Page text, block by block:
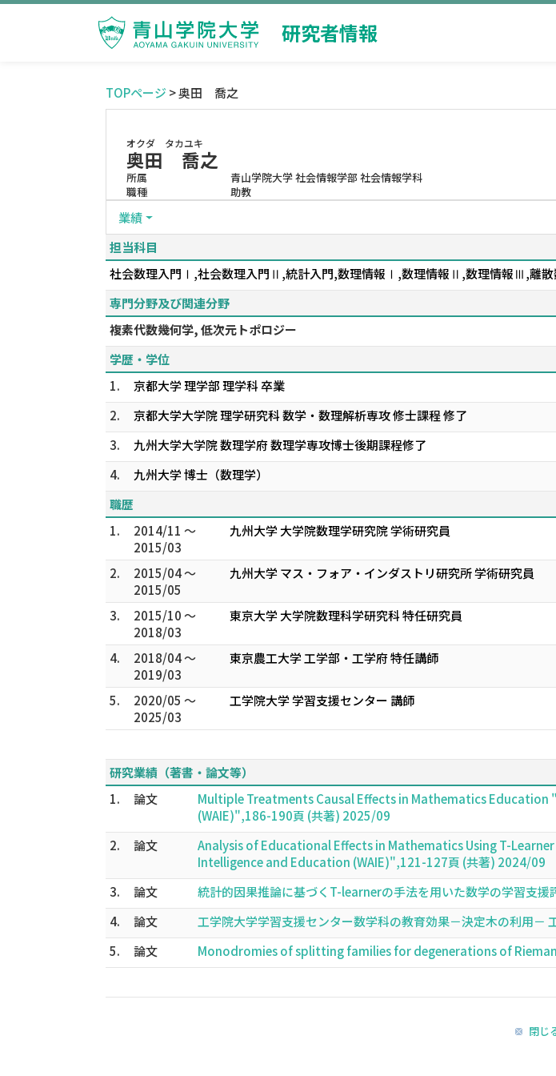
研究者情報
TOPページ > 奥田 喬之
オクダ タカユキ
奥田 喬之
所属
青山学院大学 社会情報学部 社会情報学科
職種
助教
業績
担当科目
社会数理入門Ⅰ,社会数理入門Ⅱ,統計入門,数理情報Ⅰ,数理情報Ⅱ,数理情報Ⅲ,離散
専門分野及び関連分野
複素代数幾何学, 低次元トポロジー
学歴・学位
1.
京都大学 理学部 理学科 卒業
2.
京都大学大学院 理学研究科 数学・数理解析専攻 修士課程 修了
3.
九州大学大学院 数理学府 数理学専攻博士後期課程修了
4.
九州大学 博士（数理学）
職歴
1.
2014/11 ～
2015/03
九州大学 大学院数理学研究院 学術研究員
2.
2015/04 ～
2015/05
九州大学 マス・フォア・インダストリ研究所 学術研究員
3.
2015/10 ～
2018/03
東京大学 大学院数理科学研究科 特任研究員
4.
2018/04 ～
2019/03
東京農工大学 工学部・工学府 特任講師
5.
2020/05 ～
2025/03
工学院大学 学習支援センター 講師
研究業績（著書・論文等）
1.
論文
Multiple Treatments Causal Effects in Mathematics
(WAIE)",186-190頁 (共著) 2025/09
2.
論文
Analysis of Educational Effects in Mathematics Using T-
Intelligence and Education (WAIE)",121-127頁 (共著) 2024/09
3.
論文
統計的因果推論に基づくT-learnerの手法を用いた数学の学習支
4.
論文
工学院大学学習支援センター数学科の教育効果－決定木の利用
5.
論文
Monodromies of splitting families for degenerations of
閉じ